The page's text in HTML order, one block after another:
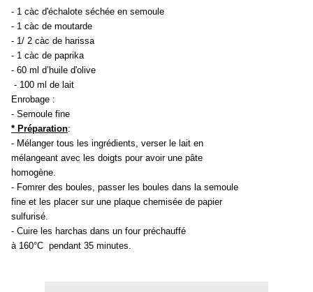
- 1 càc d'échalote séchée en semoule
- 1 càc de moutarde
- 1/ 2 càc de harissa
- 1 càc de paprika
- 60 ml d’huile d'olive
- 100 ml de lait
Enrobage :
- Semoule fine
* Préparation:
- Mélanger tous les ingrédients, verser le lait en
mélangeant avec les doigts pour avoir une pâte
homogène.
- Fomrer des boules, passer les boules dans la semoule
fine et les placer sur une plaque chemisée de papier
sulfurisé.
- Cuire les harchas dans un four préchauffé
à 160°C pendant 35 minutes.